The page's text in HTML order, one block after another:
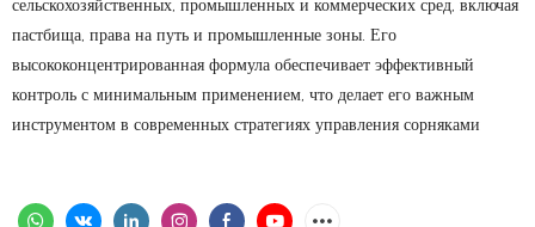
сельскохозяйственных, промышленных и коммерческих сред, включая
пастбища, права на путь и промышленные зоны. Его
высококонцентрированная формула обеспечивает эффективный
контроль с минимальным применением, что делает его важным
инструментом в современных стратегиях управления сорняками